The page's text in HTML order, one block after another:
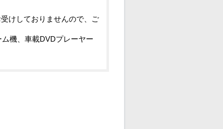
けしておりませんので、ご
機、車載DVDプレーヤー